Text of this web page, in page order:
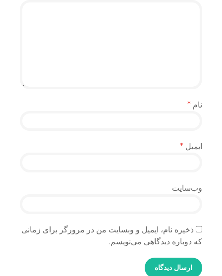
نام *
ایمیل *
وب‌سایت
ذخیره نام، ایمیل و وبسایت من در مرورگر برای زمانی
که دوباره دیدگاهی می‌نویسم.